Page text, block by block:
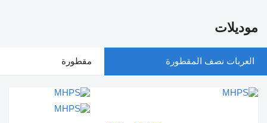
موديلات
العربات نصف المقطورة مقطورة